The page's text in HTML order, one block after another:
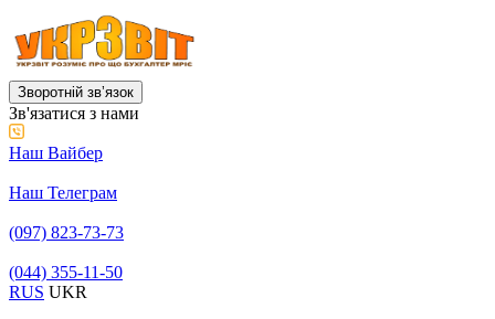
Зворотній звʼязок
Зв'язатися з нами
Наш Вайбер
Наш Телеграм
(097) 823-73-73
(044) 355-11-50
RUS UKR